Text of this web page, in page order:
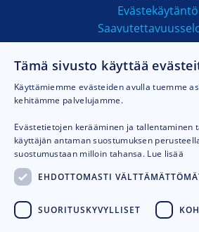
Evästekäytäntö
MAKSUTAVAT
Tämä sivusto käyttää
Käyttämiemme evästeiden avulla tuemme
kehitämme palvelujamme.
Evästetietojen kerääminen ja tallentaminen
käyttäjän antaman suostumuksen
suostumustaan milloin tahansa. Lue lisää
EHDOTTOMASTI
SUORITUSKYVYLLISET